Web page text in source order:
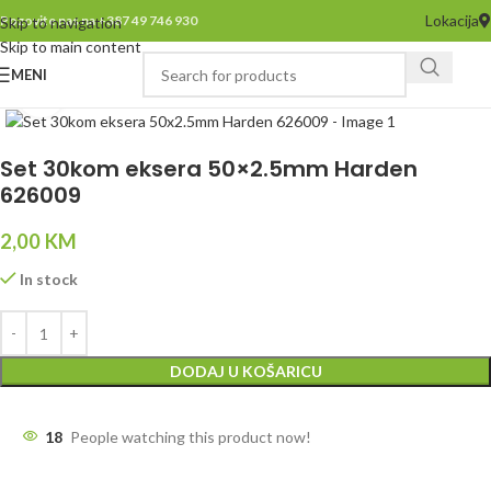
Skip to navigation
Skip to main content
Pozovite nas na +387 49 746 930 Lokacija
MENI
Click to enlarge
Set 30kom eksera 50×2.5mm Harden
626009
2,00 KM
In stock
DODAJ U KOŠARICU
18 People watching this product now!